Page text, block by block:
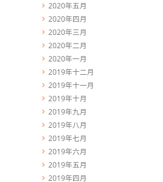
2020年五月
2020年四月
2020年三月
2020年二月
2020年一月
2019年十二月
2019年十一月
2019年十月
2019年九月
2019年八月
2019年七月
2019年六月
2019年五月
2019年四月